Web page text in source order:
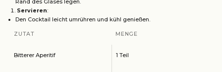
Rand des Glases legen.
Servieren:
Den Cocktail leicht umrühren und kühl genießen.
ZUTAT MENGE
Bitterer Aperitif 1 Teil